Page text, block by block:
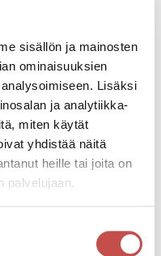
sisällön ja mainosten
ominaisuuksien
Lisäksi
ja analytiikka-
miten käytät
yhdistää näitä
heille tai joita on
palvelujaan.
esityksen alkua.